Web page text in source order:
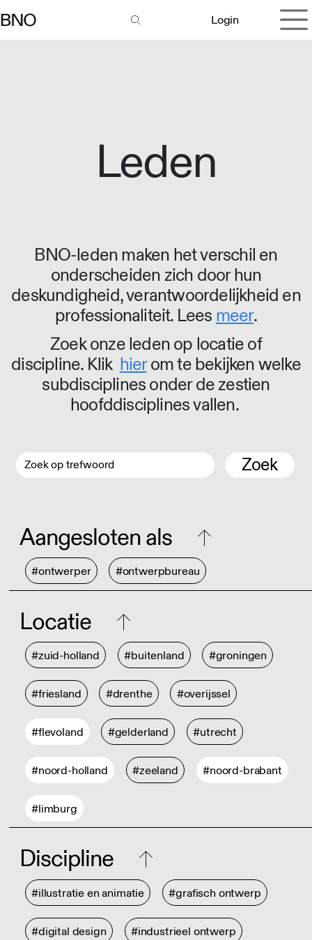
Login
Leden
BNO-leden maken het verschil en
onderscheiden zich door hun
deskundigheid, verantwoordelijkheid en
professionaliteit. Lees meer.
Zoek onze leden op locatie of
discipline. Klik hierom te bekijken welke
subdisciplines onder de zestien
hoofddisciplines vallen.
Zoek
Aangesloten als
#ontwerper #ontwerpbureau
Locatie
#zuid-holland #buitenland #groningen
#friesland #drenthe #overijssel
#flevoland #gelderland #utrecht
#noord-holland #zeeland #noord-brabant
#limburg
Discipline
#illustratie en animatie #grafisch ontwerp
#digital design #industrieel ontwerp